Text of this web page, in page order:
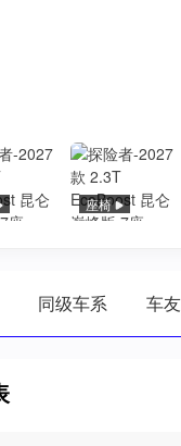
座椅
同级车系 车